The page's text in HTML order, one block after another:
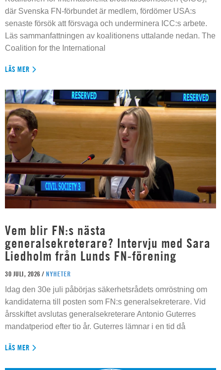
där Svenska FN-förbundet är medlem, fördömer USA:s
senaste försök att försvaga och underminera ICC:s arbete.
Läs sammanfattningen av koalitionens uttalande nedan. The
Coalition for the International
LÄS MER
Vem blir FN:s nästa
generalsekreterare? Intervju med Sara
Liedholm från Lunds FN-förening
30 JULI, 2026 / NYHETER
Idag den 30e juli påbörjas säkerhetsrådets omröstning om
kandidaterna till posten som FN:s generalsekreterare. Vid
årsskiftet avslutas generalsekreterare Antonio Guterres
mandatperiod efter tio år. Guterres lämnar i en tid då
LÄS MER